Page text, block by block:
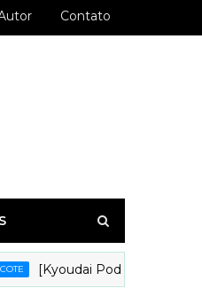
Contato
Podcast 281] Animes